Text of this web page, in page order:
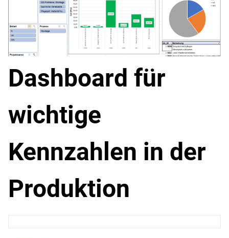
Dashboard für
wichtige
Kennzahlen in der
Produktion